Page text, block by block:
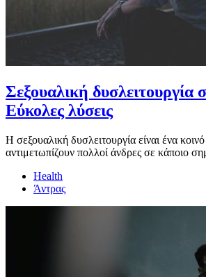
Σεξουαλική δυσλειτουργία
Εύκολες λύσεις
Η σεξουαλική δυσλειτουργία είναι ένα
αντιμετωπίζουν πολλοί άνδρες σε κάποιο
Health
Άντρας